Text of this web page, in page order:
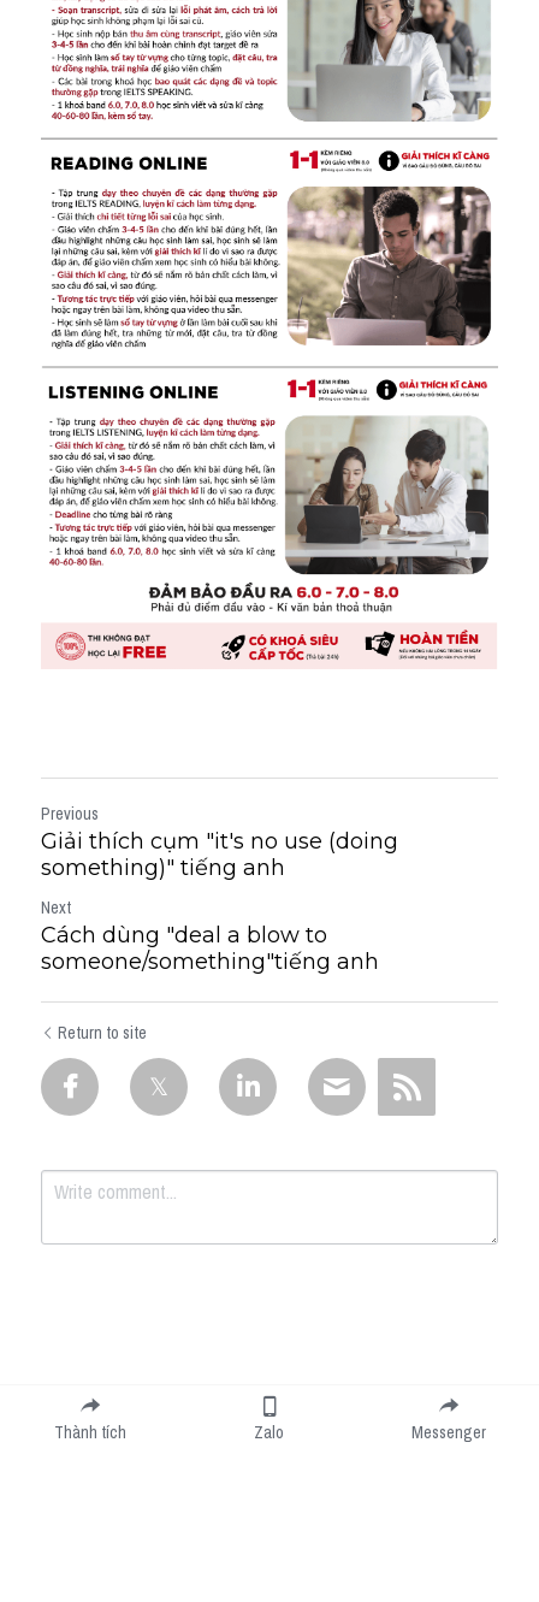
Previous
Giải thích cụm "it's no use (doing
something)" tiếng anh
Next
Cách dùng "deal a blow to
someone/something"tiếng anh
Return to site
Submit
Thành tích Zalo Messenger